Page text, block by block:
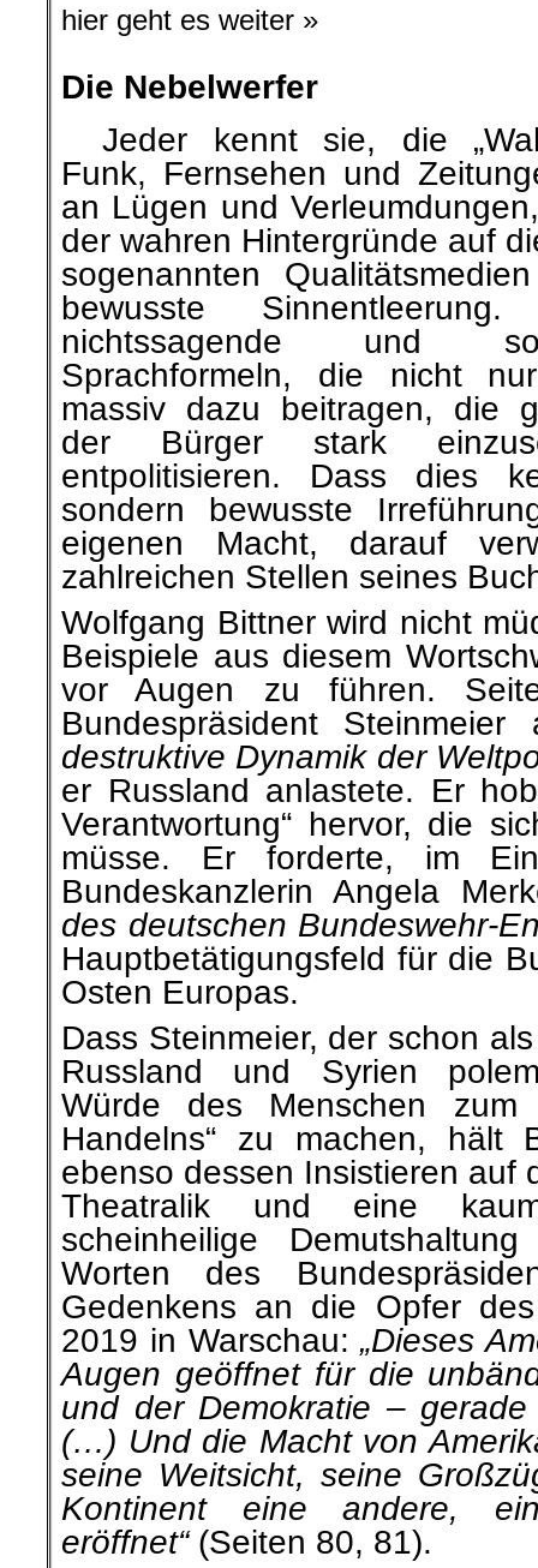
hier geht es weiter »
Die Nebelwerfer
Jeder kennt sie, die
Funk, Fernsehen und
an Lügen und
der wahren Hintergründe auf
sogenannten
bewusste
nichtssagende und
Sprachformeln, die nicht
massiv dazu beitragen, die
der Bürger stark
entpolitisieren. Dass dies
sondern bewusste
eigenen Macht, darauf
zahlreichen Stellen seines
Wolfgang Bittner wird nicht
Beispiele aus diesem
vor Augen zu führen.
Bundespräsident
destruktive Dynamik der
er Russland anlastete. Er
Verantwortung“ hervor, die
müsse. Er forderte, im
Bundeskanzlerin Angela
des deutschen Bundeswehr-
Hauptbetätigungsfeld für die
Osten Europas.
Dass Steinmeier, der schon
Russland und Syrien
Würde des Menschen zum
Handelns“ zu machen, hält
ebenso dessen Insistieren auf
Theatralik und eine
scheinheilige
Worten des
Gedenkens an die Opfer
2019 in Warschau:„Dieses
Augen geöffnet für die
und der Demokratie –
(…) Und die Macht von
seine Weitsicht, seine
Kontinent eine andere,
eröffnet“(Seiten 80, 81).